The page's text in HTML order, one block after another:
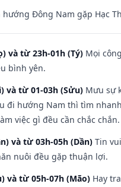
Đông Nam gặp Hạc
và từ 23h-01h (Tý) Mọi
bình yên.
và từ 01-03h (Sửu) Mưu sự
đi hướng Nam thì tìm
việc gì đều cần chắc chắn.
và từ 03h-05h (Dần) Tin
nuôi đều gặp thuận lợi.
và từ 05h-07h (Mão) Hay